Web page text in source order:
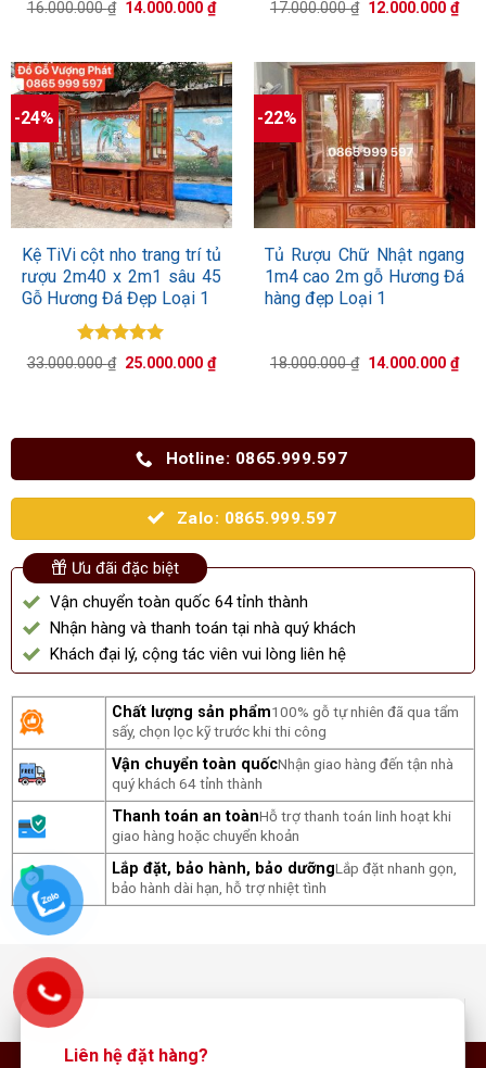
hạng
16.000.000₫ Giá
14.000.000₫Giá
hiện
14.000.000 ₫.
hạng
17.000.000₫ Giá
12.000.000₫Giá
-24%
Kệ TiVi cột nho trang trí tủ
rượu 2m40 x 2m1 sâu 45
Gỗ Hương Đá Đẹp Loại 1
Được xếp
hạng
33.000.000₫ Giá
25.000.000₫Giá
hiện
-22%
Tủ Rượu Chữ Nhật ngang
1m4 cao 2m gỗ Hương Đá
hàng đẹp Loại 1
18.000.000₫ Giá
14.000.000₫Giá
Hotline: 0865.999.597
Zalo: 0865.999.597
Ưu đãi đặc biệt
Vận chuyển toàn quốc 64 tỉnh thành
Nhận hàng và thanh toán tại nhà quý khách
Khách đại lý, cộng tác viên vui lòng liên hệ
Chất lượng sản phẩm100% gỗ tự nhiên đã qua tẩm
sấy, chọn lọc kỹ trước khi thi công
Vận chuyển toàn quốcNhận giao hàng đến tận nhà
quý khách 64 tỉnh thành
Thanh toán an toànHỗ trợ thanh toán linh hoạt khi
giao hàng hoặc chuyển khoản
Lắp đặt, bảo hành, bảo dưỡngLắp đặt nhanh gọn,
bảo hành dài hạn, hỗ trợ nhiệt tình
Liên hệ đặt hàng?